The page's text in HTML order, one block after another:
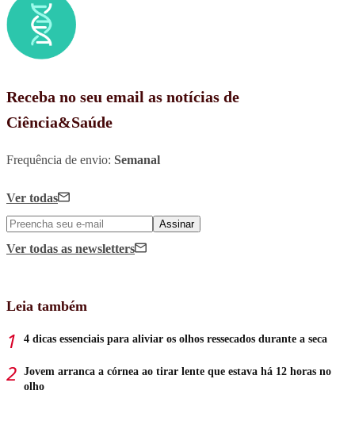
Receba no seu email as notícias de
Ciência&Saúde
Frequência de envio: Semanal
Ver todas
Assinar
Ver todas as newsletters
Leia também
4 dicas essenciais para aliviar os olhos ressecados durante a seca
Jovem arranca a córnea ao tirar lente que estava há 12 horas no
olho